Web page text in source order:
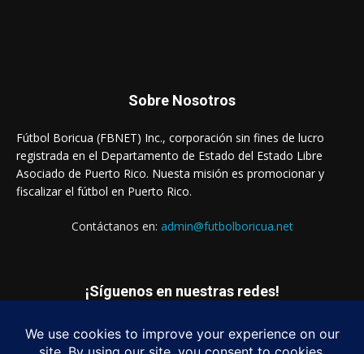
Sobre Nosotros
Fútbol Boricua (FBNET) Inc., corporación sin fines de lucro
registrada en el Departamento de Estado del Estado Libre
Asociado de Puerto Rico. Nuesta misión es promocionar y
fiscalizar el fútbol en Puerto Rico.
Contáctanos en: admin@futbolboricua.net
¡Síguenos en nuestras redes!